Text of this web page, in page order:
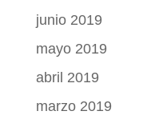
junio 2019
mayo 2019
abril 2019
marzo 2019